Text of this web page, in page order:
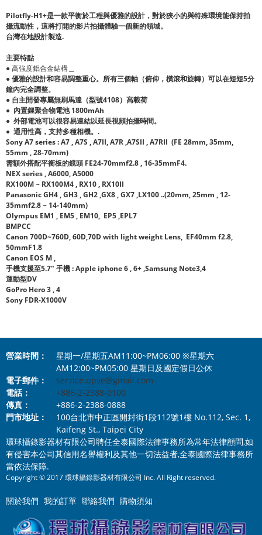
Pilotfly-H1+是一款平衡於工程與優雅的設計，對於狹小的與特殊環境能保持拍
攝流動性，這將打開的影片拍攝體驗一個新的領域。
台灣在地設計製造.
主要特點
● 高強度鋁合金結構
● 優雅的設計和容易調整重心。所有三個軸（俯仰，橫滾和旋轉）可以在短短5分
鐘內完全調整。
● 自主開發專屬無刷馬達（型號4108）高載荷
● 內置鋰聚合物電池 1800mAh
● 外部電池可以很容易連結以延長視頻拍攝時間。
● 通用性高，支持多種相機。.
Sony A7 series : A7 , A7S , A7II, A7R ,A7SII , A7RII (FE 28mm, 35mm,
55mm , 28-70mm)
需額外搭配平衡板的鏡頭 FE24-70mmf2.8 , 16-35mmF4.
NEX series , A6000, A5000
RX100M ~ RX100M4 , RX10 , RX10II
Panasonic GH4 , GH3 , GH2 ,GX8 , GX7 ,LX100 ..(20mm, 25mm , 12-
35mmf2.8 ~ 14-140mm)
Olympus EM1 , EM5 , EM10, EP5 ,EPL7
BMPCC
Canon 700D~760D, 60D,70D with light weight Lens, EF40mm f2.8,
50mmF1.8
Canon EOS M ,
手機支援至5.7" 手機 : Apple iphone 6 , 6+ ,Samsung Note3,4
運動型DV
GoPro Hero 3 , 4
Sony FDR-X1000V
營業時間：
星期一/星期五AM11:00~PM06:00 ※星期六
AM12:00~PM05:00 星期日及國定假日公休
電子郵件：
service.upve@gmail.com
電話：
+886-2-2388-0100
傳真：
+886-2-2388-0888
門市地址：
100台北市中正區開封街1段112號1樓 No.112, Sec. 1,
Kaifeng St., Taipei City
環球攝錄影器材有限公司聘任全泰國際法律事務所為常年法律顧問,如
有侵害本公司其信用名譽權利及其他一切法益者,全泰國際法律事務所
當依法保障.
Copyright © 2017 環球攝錄影器材有限公司 Inc. All Right reserved.
關於我們 我的訂單 聯絡我們 購物須知